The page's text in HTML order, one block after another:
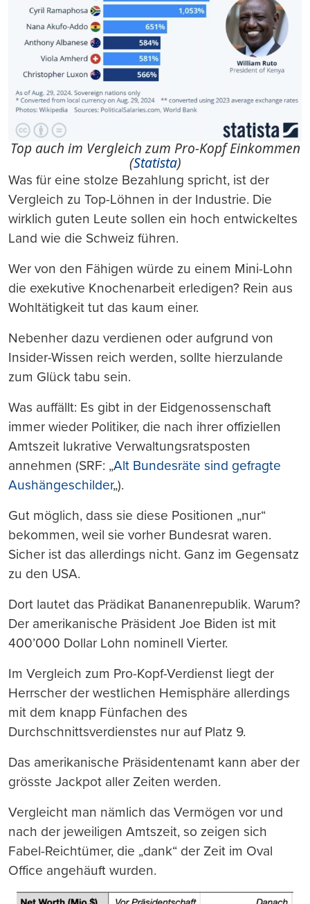
Top auch im Vergleich zum Pro-Kopf Einkommen
(Statista)
Was für eine stolze Bezahlung spricht, ist der
Vergleich zu Top-Löhnen in der Industrie. Die
wirklich guten Leute sollen ein hoch entwickeltes
Land wie die Schweiz führen.
Wer von den Fähigen würde zu einem Mini-Lohn
die exekutive Knochenarbeit erledigen? Rein aus
Wohltätigkeit tut das kaum einer.
Nebenher dazu verdienen oder aufgrund von
Insider-Wissen reich werden, sollte hierzulande
zum Glück tabu sein.
Was auffällt: Es gibt in der Eidgenossenschaft
immer wieder Politiker, die nach ihrer offiziellen
Amtszeit lukrative Verwaltungsratsposten
annehmen (SRF: „Alt Bundesräte sind gefragte
Aushängeschilder„).
Gut möglich, dass sie diese Positionen „nur“
bekommen, weil sie vorher Bundesrat waren.
Sicher ist das allerdings nicht. Ganz im Gegensatz
zu den USA.
Dort lautet das Prädikat Bananenrepublik. Warum?
Der amerikanische Präsident Joe Biden ist mit
400’000 Dollar Lohn nominell Vierter.
Im Vergleich zum Pro-Kopf-Verdienst liegt der
Herrscher der westlichen Hemisphäre allerdings
mit dem knapp Fünfachen des
Durchschnittsverdienstes nur auf Platz 9.
Das amerikanische Präsidentenamt kann aber der
grösste Jackpot aller Zeiten werden.
Vergleicht man nämlich das Vermögen vor und
nach der jeweiligen Amtszeit, so zeigen sich
Fabel-Reichtümer, die „dank“ der Zeit im Oval
Office angehäuft wurden.